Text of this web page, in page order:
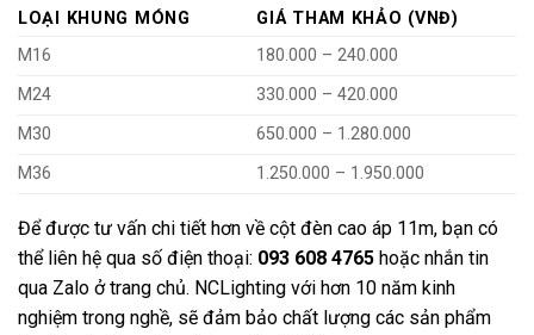
LOẠI KHUNG MÓNG
GIÁ THAM KHẢO (VNĐ)
M16
180.000 – 240.000
M24
330.000 – 420.000
M30
650.000 – 1.280.000
M36
1.250.000 – 1.950.000
Để được tư vấn chi tiết hơn về cột đèn cao áp 11m, bạn có
thể liên hệ qua số điện thoại: 093 608 4765 hoặc nhắn tin
qua Zalo ở trang chủ. NCLighting với hơn 10 năm kinh
nghiệm trong nghề, sẽ đảm bảo chất lượng các sản phẩm